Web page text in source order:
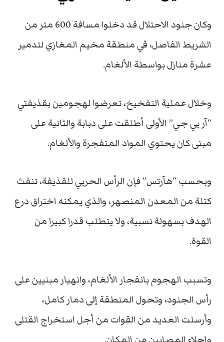
وكان جنود الاحتلال قد دخلوا مسافة 600 متر من
الشريط الفاصل، في منطقة مخيم المغازي لتدمير
عشرة منازل بواسطة الألغام.
وخلال عملية التفخيخ، تعرضوا لهجومين بقذيفتي
“آر بي جي” الأولى أطلقت على دبابة والثانية على
مبنى كان يحتوي المواد المتفجرة والألغام.
وبحسب “هآرتس” فإن الرأس الحربي للقذيفة، تنفث
كتلة من المعدن المنصهر، والذي يمكنه اختراق درع
الهدف بسهولة نسبية، ولا يتطلب قدرا كبيرا من
القوة‏.
وتسبب الهجوم بانفجار الألغام، وانهيار مبنيين على
رأس الجنود، وتحول المنطقة إلى دمار كامل،
وأرسلت العديد من القوات من أجل استخراج القتلى